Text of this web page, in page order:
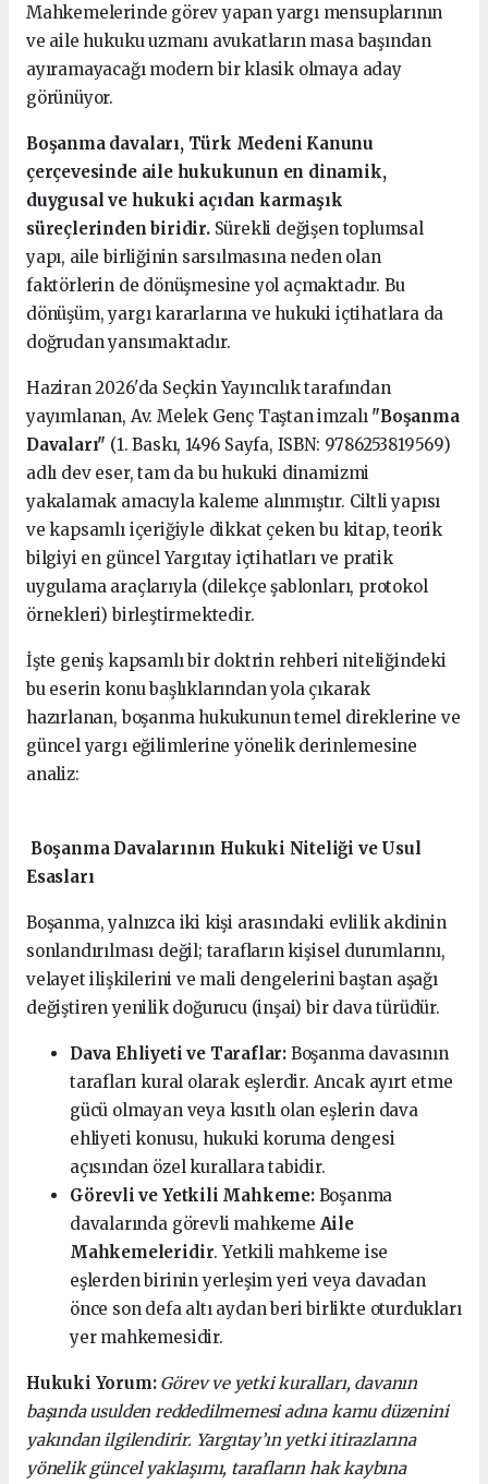
Mahkemelerinde görev yapan yargı mensuplarının
ve aile hukuku uzmanı avukatların masa başından
ayıramayacağı modern bir klasik olmaya aday
görünüyor.
Boşanma davaları, Türk Medeni Kanunu
çerçevesinde aile hukukunun en dinamik,
duygusal ve hukuki açıdan karmaşık
süreçlerinden biridir.Sürekli değişen toplumsal
yapı, aile birliğinin sarsılmasına neden olan
faktörlerin de dönüşmesine yol açmaktadır. Bu
dönüşüm, yargı kararlarına ve hukuki içtihatlara da
doğrudan yansımaktadır.
Haziran 2026'da Seçkin Yayıncılık tarafından
yayımlanan, Av. Melek Genç Taştan imzalı "Boşanma
Davaları" (1. Baskı, 1496 Sayfa, ISBN: 9786253819569)
adlı dev eser, tam da bu hukuki dinamizmi
yakalamak amacıyla kaleme alınmıştır. Ciltli yapısı
ve kapsamlı içeriğiyle dikkat çeken bu kitap, teorik
bilgiyi en güncel Yargıtay içtihatları ve pratik
uygulama araçlarıyla (dilekçe şablonları, protokol
örnekleri) birleştirmektedir.
İşte geniş kapsamlı bir doktrin rehberi niteliğindeki
bu eserin konu başlıklarından yola çıkarak
hazırlanan, boşanma hukukunun temel direklerine ve
güncel yargı eğilimlerine yönelik derinlemesine
analiz:
Boşanma Davalarının Hukuki Niteliği ve Usul
Esasları
Boşanma, yalnızca iki kişi arasındaki evlilik akdinin
sonlandırılması değil; tarafların kişisel durumlarını,
velayet ilişkilerini ve mali dengelerini baştan aşağı
değiştiren yenilik doğurucu (inşai) bir dava türüdür.
Dava Ehliyeti ve Taraflar: Boşanma davasının
tarafları kural olarak eşlerdir. Ancak ayırt etme
gücü olmayan veya kısıtlı olan eşlerin dava
ehliyeti konusu, hukuki koruma dengesi
açısından özel kurallara tabidir.
Görevli ve Yetkili Mahkeme:Boşanma
davalarında görevli mahkeme Aile
Mahkemeleridir. Yetkili mahkeme ise
eşlerden birinin yerleşim yeri veya davadan
önce son defa altı aydan beri birlikte oturdukları
yer mahkemesidir.
Hukuki Yorum: Görev ve yetki kuralları, davanın
başında usulden reddedilmemesi adına kamu düzenini
yakından ilgilendirir. Yargıtay’ın yetki itirazlarına
yönelik güncel yaklaşımı, tarafların hak kaybına